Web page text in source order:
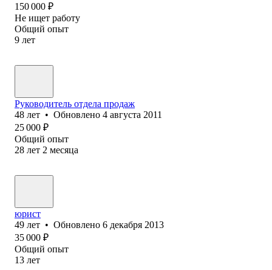
150 000 ₽
Не ищет работу
Общий опыт
9 лет
Руководитель отдела продаж
48 лет • Обновлено 4 августа 2011
25 000 ₽
Общий опыт
28 лет 2 месяца
юрист
49 лет • Обновлено 6 декабря 2013
35 000 ₽
Общий опыт
13 лет